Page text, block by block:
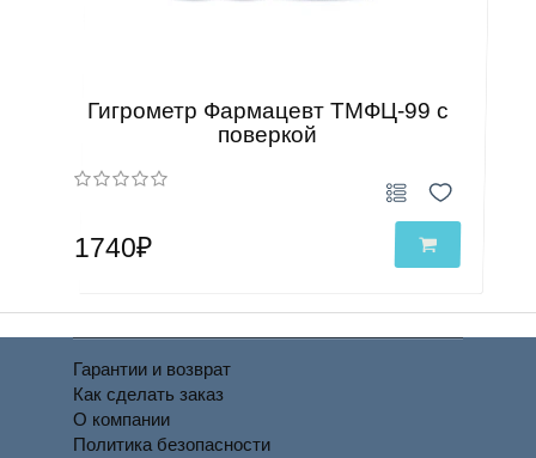
Гигрометр Фармацевт ТМФЦ-99 с
поверкой
1740₽
Гарантии и возврат
Как сделать заказ
О компании
Политика безопасности